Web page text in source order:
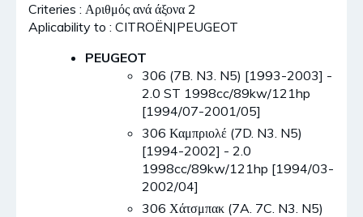
Criteries : Αριθμός ανά άξονα 2
Aplicability to : CITROËN|PEUGEOT
PEUGEOT
306 (7B. N3. N5) [1993-2003] -
2.0 ST 1998cc/89kw/121hp
[1994/07-2001/05]
306 Καμπριολέ (7D. N3. N5)
[1994-2002] - 2.0
1998cc/89kw/121hp [1994/03-
2002/04]
306 Χάτσμπακ (7A. 7C. N3. N5)